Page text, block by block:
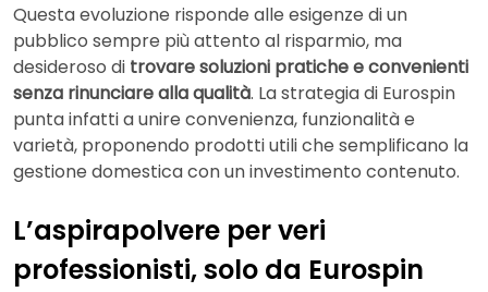
Questa evoluzione risponde alle esigenze di un
pubblico sempre più attento al risparmio, ma
desideroso di trovare soluzioni pratiche e convenienti
senza rinunciare alla qualità. La strategia di Eurospin
punta infatti a unire convenienza, funzionalità e
varietà, proponendo prodotti utili che semplificano la
gestione domestica con un investimento contenuto.
L’aspirapolvere per veri
professionisti, solo da Eurospin